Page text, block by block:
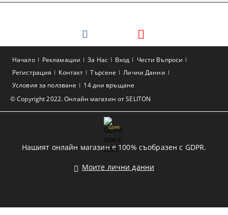
© Copyright 2022. Онлайн магазин от SELITON
Начало Рекламации За Нас Вход
Чести Въпроси
Регистрация
Контакт Търсене
Лични Данни
Условия за ползване
14 дни връщане
GDPR
Нашият онлайн магазин е 100% съобразен с GDPR.
Моите лични данни